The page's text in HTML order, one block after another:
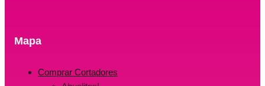
Mapa
Comprar Cortadores